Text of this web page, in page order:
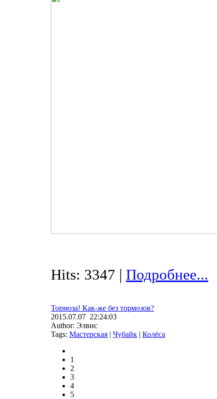
Hits: 3347 | Подробнее...
Тормоза! Как-же без тормозов?
2015.07.07 22:24:03
Author: Элвис
Tags: Мастерская | Чубайк | Колёса
1
2
3
4
5